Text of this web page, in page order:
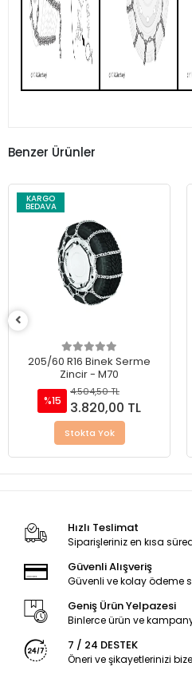
Benzer Ürünler
KARGO
BEDAVA
205/60 R16 Binek Serme
Zincir - M70
%15
4.504,50 TL
3.820,00 TL
Stokta Yok
Hızlı Teslimat
Siparişleriniz en kısa
Güvenli Alışveriş
Güvenli ve kolay ödeme
Geniş Ürün Yelpazesi
Binlerce ürün ve
7 / 24 DESTEK
Öneri ve şikayetlerinizi